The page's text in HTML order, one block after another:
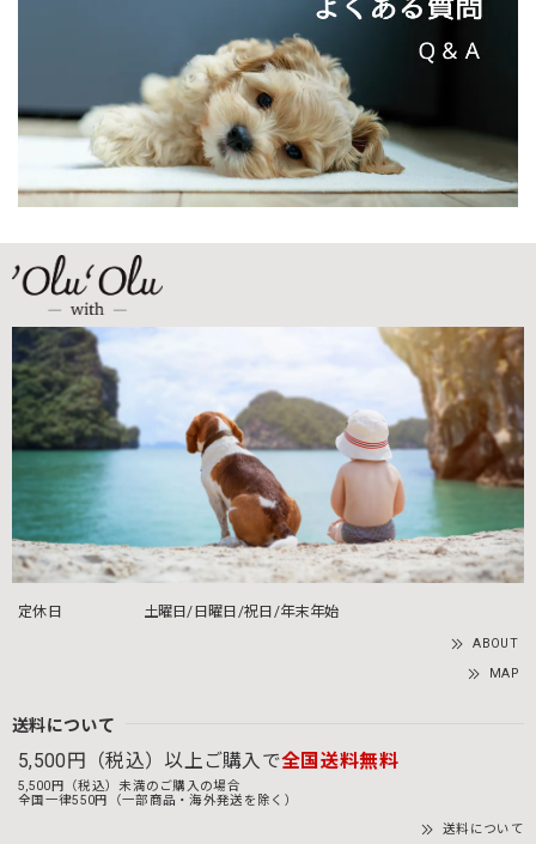
定休日 土曜日/日曜日/祝日/年末年始
ABOUT
MAP
送料について
5,500円（税込）以上ご購入で全国送料無料
5,500円（税込）未満のご購入の場合
全国一律550円（一部商品・海外発送を除く）
送料について